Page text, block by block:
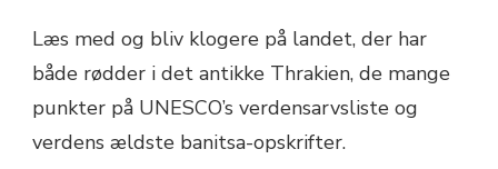
Læs med og bliv klogere på landet, der har
både rødder i det antikke Thrakien, de mange
punkter på UNESCO’s verdensarvsliste og
verdens ældste banitsa-opskrifter.